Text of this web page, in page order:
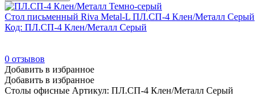
Стол письменный Riva Metal-L ПЛ.СП-4 Клен/Металл Серый
Код: ПЛ.СП-4 Клен/Металл Серый
0 отзывов
Добавить в избранное
Добавить в избранное
Столы офисные Артикул: ПЛ.СП-4 Клен/Металл Серый